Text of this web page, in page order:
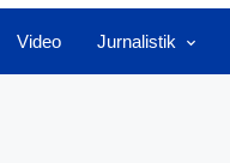
Video Jurnalistik